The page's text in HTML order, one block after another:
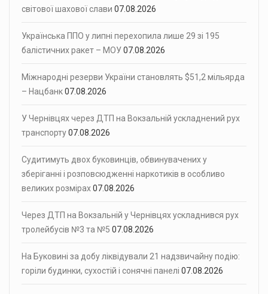
світової шахової слави 07.08.2026
Українська ППО у липні перехопила лише 29 зі 195
балістичних ракет – МОУ07.08.2026
Міжнародні резерви України становлять $51,2 мільярда
– Нацбанк07.08.2026
У Чернівцях через ДТП на Вокзальній ускладнений рух
транспорту07.08.2026
Судитимуть двох буковинців, обвинувачених у
зберіганні і розповсюдженні наркотиків в особливо
великих розмірах07.08.2026
Через ДТП на Вокзальній у Чернівцях ускладнився рух
тролейбусів №3 та №5 07.08.2026
На Буковині за добу ліквідували 21 надзвичайну подію:
горіли будинки, сухостій і сонячні панелі 07.08.2026